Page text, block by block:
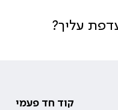
עליך?
קוד חד פעמי